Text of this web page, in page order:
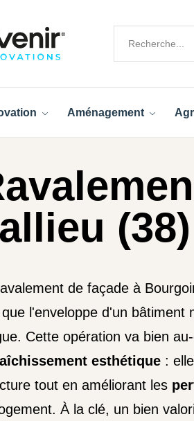
Aménagement
(38)
de façade à
l'enveloppe d'un bâtiment
Cette opération va bien
esthétique :
tout en améliorant les
À la clé, un bien